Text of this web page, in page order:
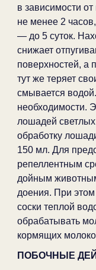
в зависимости
не менее 2
— до 5 суток.
снижает
поверхностей, а
тут же теряет
смывается
необходимости.
лошадей
обработку
150 мл. Для
репеллентным
дойным
доения. При
соски теплой
обрабатывать
кормящих
ПОБОЧНЫЕ